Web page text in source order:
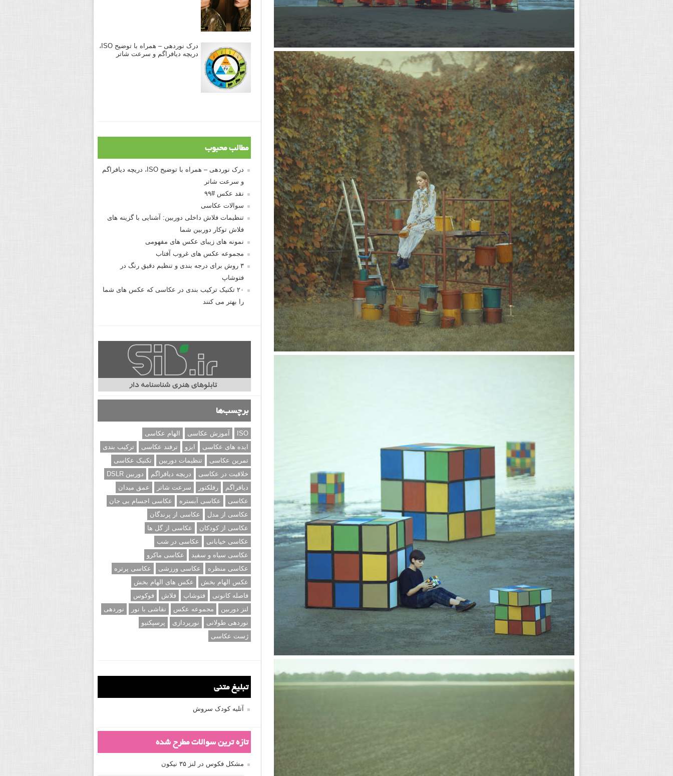
درک نوردهی – همراه با توضیح ISO،
دریچه دیافراگم و سرعت شاتر
مطالب محبوب
درک نوردهی – همراه با توضیح ISO، دریچه دیافراگم
و سرعت شاتر
نقد عکس #۹۹
سوالات عکاسی
تنظیمات فلاش داخلی دوربین: آشنایی با گزینه های
فلاش توکار دوربین شما
نمونه های زیبای عکس های مفهومی
مجموعه عکس های غروب آفتاب
۳ روش برای درجه بندی و تنظیم دقیق رنگ در
فتوشاپ
۲۰ تکنیک ترکیب بندی در عکاسی که عکس های شما
را بهتر می کنند
برچسب‌ها
ISO آموزش عکاسی
الهام عکاسی
ایده های عکاسی
ایزو ترفند عکاسی
ترکیب بندی
تمرین عکاسی
تنظیمات دوربین
تکنیک عکاسی
خلاقیت در عکاسی
دریچه دیافراگم
دوربین DSLR
دیافراگم
رفلکتور سرعت شاتر
عمق میدان
عکاسی
عکاسی آبستره
عکاسی اجسام بی جان
عکاسی از مدل
عکاسی از پرندگان
عکاسی از کودکان
عکاسی از گل ها
عکاسی خیابانی
عکاسی در شب
عکاسی سیاه و سفید
عکاسی ماکرو
عکاسی منظره
عکاسی ورزشی
عکاسی پرتره
عکس الهام بخش
عکس های الهام بخش
فاصله کانونی
فتوشاپ فلاش
فوکوس
لنز دوربین
مجموعه عکس نقاشی با نور
نوردهی
نوردهی طولانی
نورپردازی
پرسپکتیو
ژست عکاسی
تبلیغ متنی
آتلیه کودک سروش
تازه ترین سوالات مطرح شده
مشکل فکوس در لنز ۳۵ نیکون